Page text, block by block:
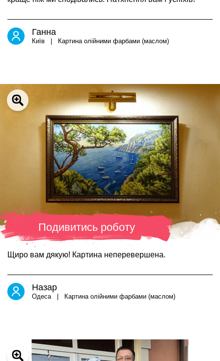
Ганна
Київ | Картина олійними фарбами (маслом)
Подивитись роботу
Щиро вам дякую! Картина неперевершена.
Назар
Одеса | Картина олійними фарбами (маслом)